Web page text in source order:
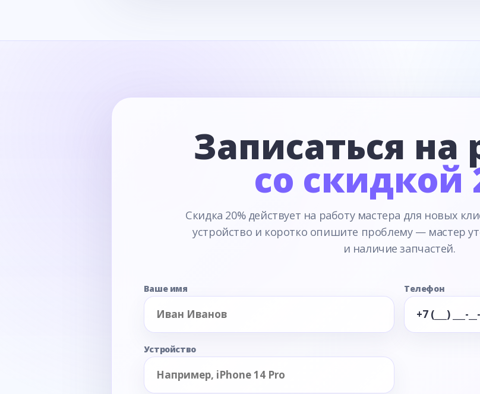
Записаться на
со скидкой
Скидка 20% действует на работу мастера для новых
устройство и коротко опишите проблему — мастер
и наличие запчастей.
Ваше имя Телефон
Устройство